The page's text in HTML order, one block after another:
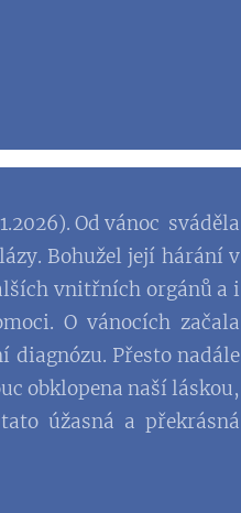
Od vánoc sváděla
Bohužel její hárání v
vnitřních orgánů a i
O vánocích začala
diagnózu. Přesto nadále
obklopena naší láskou,
úžasná a překrásná